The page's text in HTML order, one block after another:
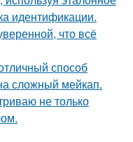
идентификации.
что всё
способ
сложный мейкап.
не только